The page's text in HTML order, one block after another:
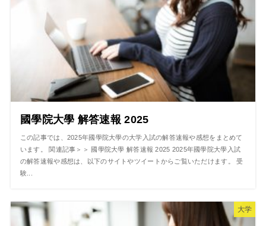
國學院大學 解答速報 2025
この記事では、2025年國學院大學の大学入試の解答速報や感想をまとめて
います。 関連記事＞＞ 國學院大學 解答速報 2025 2025年國學院大學入試
の解答速報や感想は、以下のサイトやツイートからご覧いただけます。 受
験...
大学